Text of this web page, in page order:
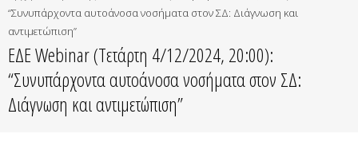
“Συνυπάρχοντα αυτοάνοσα νοσήματα στον ΣΔ: Διάγνωση και
αντιμετώπιση”
ΕΔΕ Webinar (Τετάρτη 4/12/2024, 20:00):
“Συνυπάρχοντα αυτοάνοσα νοσήματα στον ΣΔ:
Διάγνωση και αντιμετώπιση”